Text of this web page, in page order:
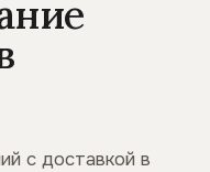
с доставкой в